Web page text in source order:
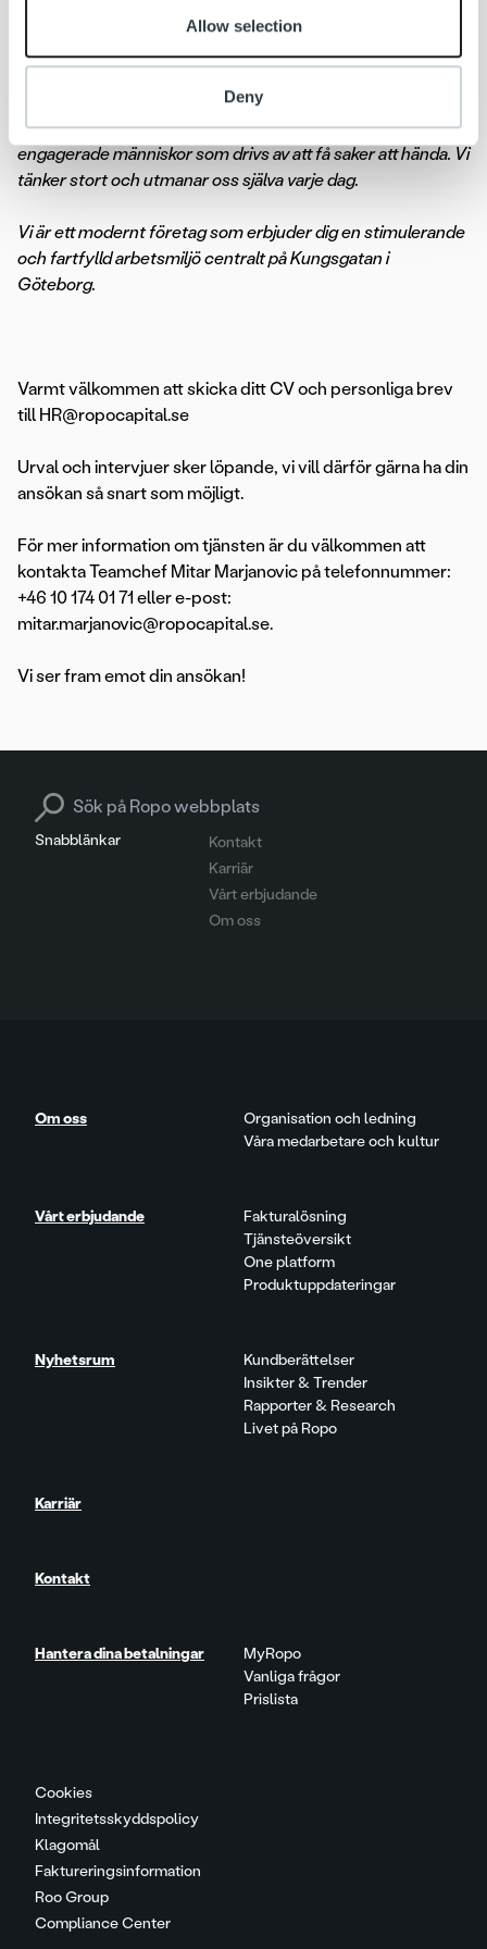
Allow selection
Deny
Vårt erbjudande till dig
Som medarbetare hos oss blir du en del av vår starka
företagskultur. Vi präglas av arbetsglädje och av
engagerade människor som drivs av att få saker att hända. Vi
tänker stort och utmanar oss själva varje dag.
Vi är ett modernt företag som erbjuder dig en stimulerande
och fartfylld arbetsmiljö centralt på Kungsgatan i
Göteborg.
Varmt välkommen att skicka ditt CV och personliga brev
till HR@ropocapital.se
Urval och intervjuer sker löpande, vi vill därför gärna ha din
ansökan så snart som möjligt.
För mer information om tjänsten är du välkommen att
kontakta Teamchef Mitar Marjanovic på telefonnummer:
+46 10 174 01 71 eller e-post:
mitar.marjanovic@ropocapital.se.
Vi ser fram emot din ansökan!
Snabblänkar
Kontakt
Karriär
Vårt erbjudande
Om oss
Search for:
Cookies
Integritetsskyddspolicy
Klagomål
Faktureringsinformation
Roo Group
Compliance Center
Om oss
Organisation och ledning
Våra medarbetare och kultur
Vårt erbjudande
Fakturalösning
Tjänsteöversikt
One platform
Produktuppdateringar
Nyhetsrum
Kundberättelser
Insikter & Trender
Rapporter & Research
Livet på Ropo
Karriär
Kontakt
Hantera dina betalningar
MyRopo
Vanliga frågor
Prislista